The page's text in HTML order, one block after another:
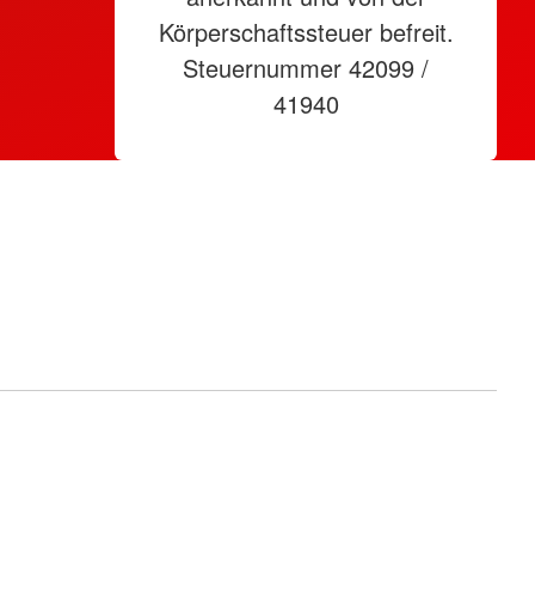
Körperschaftssteuer befreit.
Steuernummer 42099 /
41940